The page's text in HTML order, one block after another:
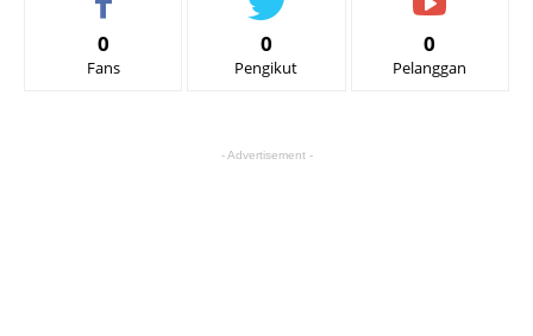
0
Fans
0
Pengikut
0
Pelanggan
- Advertisement -